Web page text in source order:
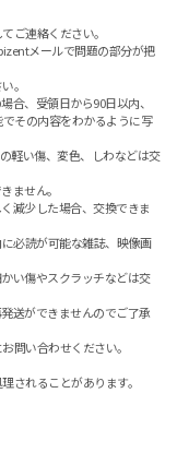
ご連絡ください。
メールで問題の部分が把
。
合、受領日から90日以内、
その内容をわかるように写
軽い傷、変色、しわなどは交
ません。
減少した場合、交換できま
必読が可能な雑誌、映像画
い傷やスクラッチなどは交
送ができませんのでご了承
問い合わせください。
されることがあります。